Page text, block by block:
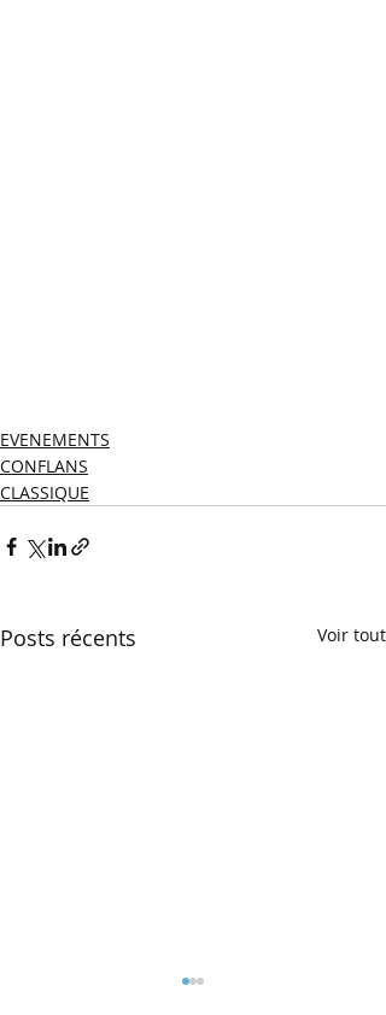
EVENEMENTS
CONFLANS
CLASSIQUE
Posts récents Voir tout